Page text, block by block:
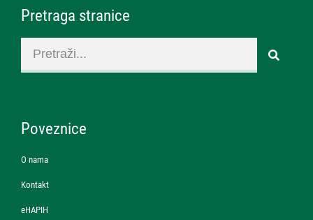
Pretraga stranice
Poveznice
O nama
Kontakt
eHAPIH